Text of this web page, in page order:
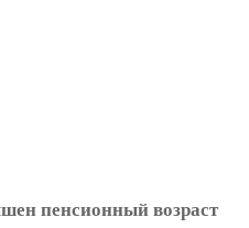
пенсионный возраст